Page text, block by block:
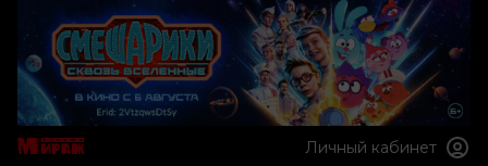
Личный кабинет